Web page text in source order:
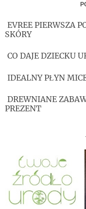
EVREE PIERWSZA
SKÓRY
CO DAJE DZIECKU
IDEALNY PŁYN
DREWNIANE
PREZENT